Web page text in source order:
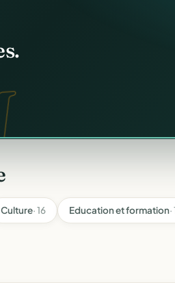
Culture· 16 Education et formation